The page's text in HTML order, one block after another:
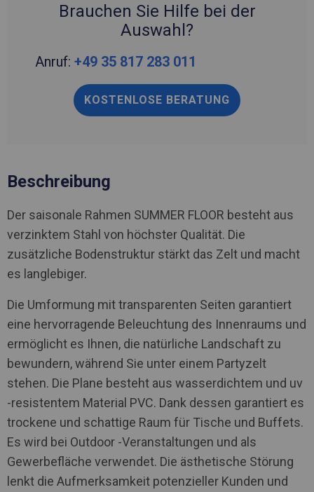
Brauchen Sie Hilfe bei der
Auswahl?
Anruf: +49 35 817 283 011
KOSTENLOSE BERATUNG
Beschreibung
Der saisonale Rahmen SUMMER FLOOR besteht aus
verzinktem Stahl von höchster Qualität. Die
zusätzliche Bodenstruktur stärkt das Zelt und macht
es langlebiger.
Die Umformung mit transparenten Seiten garantiert
eine hervorragende Beleuchtung des Innenraums und
ermöglicht es Ihnen, die natürliche Landschaft zu
bewundern, während Sie unter einem Partyzelt
stehen. Die Plane besteht aus wasserdichtem und uv
-resistentem Material PVC. Dank dessen garantiert es
trockene und schattige Raum für Tische und Buffets.
Es wird bei Outdoor -Veranstaltungen und als
Gewerbefläche verwendet. Die ästhetische Störung
lenkt die Aufmerksamkeit potenzieller Kunden und